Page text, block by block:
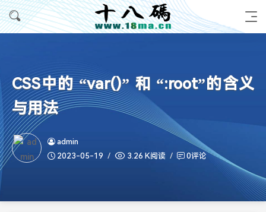
CSS中的 “var()” 和 “:root”的含义
与用法
admin
2023-05-19
3.26 K阅读 0评论